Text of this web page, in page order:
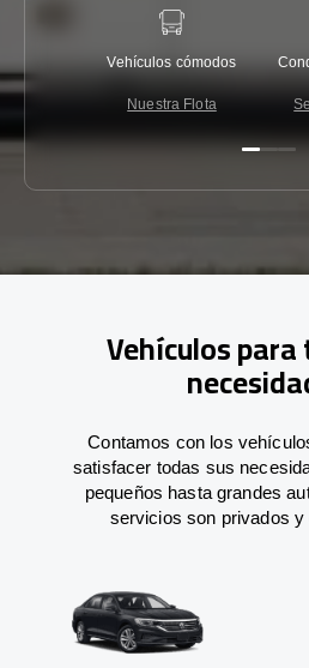
Vehículos cómodos
Nuestra Flota
Vehículos
Contamos con los
satisfacer todas sus
pequeños hasta grandes
servicios son privados y